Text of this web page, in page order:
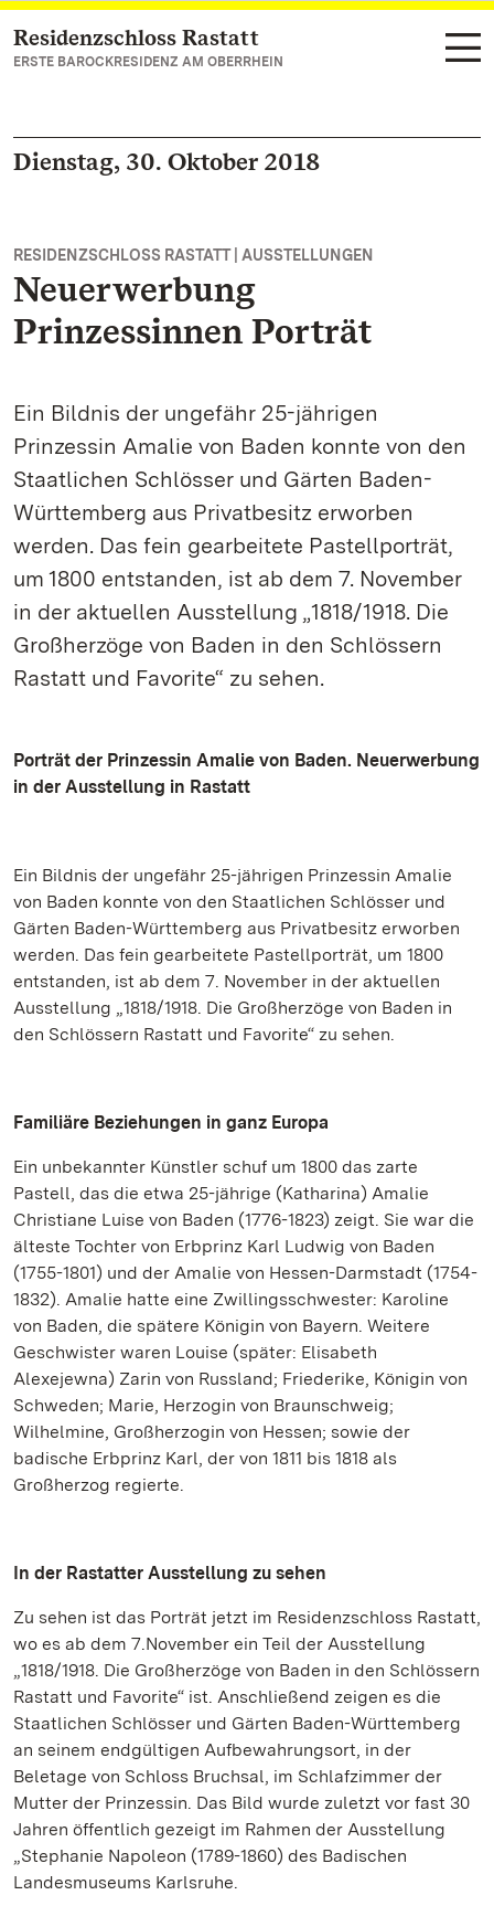
Zum Hauptinhalt springen
Residenzschloss Rastatt
ERSTE BAROCKRESIDENZ AM OBERRHEIN
Dienstag, 30. Oktober 2018
RESIDENZSCHLOSS RASTATT | AUSSTELLUNGEN
Neuerwerbung
Prinzessinnen Porträt
Ein Bildnis der ungefähr 25-jährigen
Prinzessin Amalie von Baden konnte von den
Staatlichen Schlösser und Gärten Baden-
Württemberg aus Privatbesitz erworben
werden. Das fein gearbeitete Pastellporträt,
um 1800 entstanden, ist ab dem 7. November
in der aktuellen Ausstellung „1818/1918. Die
Großherzöge von Baden in den Schlössern
Rastatt und Favorite“ zu sehen.
Porträt der Prinzessin Amalie von Baden. Neuerwerbung
in der Ausstellung in Rastatt
Ein Bildnis der ungefähr 25-jährigen Prinzessin Amalie
von Baden konnte von den Staatlichen Schlösser und
Gärten Baden-Württemberg aus Privatbesitz erworben
werden. Das fein gearbeitete Pastellporträt, um 1800
entstanden, ist ab dem 7. November in der aktuellen
Ausstellung „1818/1918. Die Großherzöge von Baden in
den Schlössern Rastatt und Favorite“ zu sehen.
Familiäre Beziehungen in ganz Europa
Ein unbekannter Künstler schuf um 1800 das zarte
Pastell, das die etwa 25-jährige (Katharina) Amalie
Christiane Luise von Baden (1776-1823) zeigt. Sie war die
älteste Tochter von Erbprinz Karl Ludwig von Baden
(1755-1801) und der Amalie von Hessen-Darmstadt (1754-
1832). Amalie hatte eine Zwillingsschwester: Karoline
von Baden, die spätere Königin von Bayern. Weitere
Geschwister waren Louise (später: Elisabeth
Alexejewna) Zarin von Russland; Friederike, Königin von
Schweden; Marie, Herzogin von Braunschweig;
Wilhelmine, Großherzogin von Hessen; sowie der
badische Erbprinz Karl, der von 1811 bis 1818 als
Großherzog regierte.
In der Rastatter Ausstellung zu sehen
Zu sehen ist das Porträt jetzt im Residenzschloss Rastatt,
wo es ab dem 7.November ein Teil der Ausstellung
„1818/1918. Die Großherzöge von Baden in den Schlössern
Rastatt und Favorite“ ist. Anschließend zeigen es die
Staatlichen Schlösser und Gärten Baden-Württemberg
an seinem endgültigen Aufbewahrungsort, in der
Beletage von Schloss Bruchsal, im Schlafzimmer der
Mutter der Prinzessin. Das Bild wurde zuletzt vor fast 30
Jahren öffentlich gezeigt im Rahmen der Ausstellung
„Stephanie Napoleon (1789-1860) des Badischen
Landesmuseums Karlsruhe.